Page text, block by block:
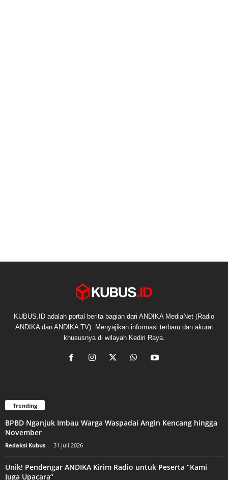
KUBUS.ID adalah portal berita bagian dari ANDIKA MediaNet (Radio
ANDIKA dan ANDIKA TV). Menyajikan informasi terbaru dan akurat
khususnya di wilayah Kediri Raya.
Trending
BPBD Nganjuk Imbau Warga Waspadai Angin Kencang hingga
November
Redaksi Kubus - 31 Juli 2026
Unik! Pendengar ANDIKA Kirim Radio untuk Peserta “Kami
Juga Upacara”